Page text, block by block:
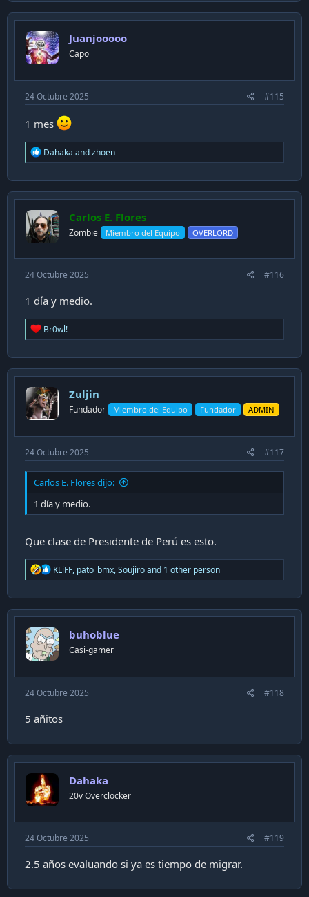
Juanjooooo
Capo
24 Octubre 2025 #115
1 mes
R
e
c
t
o
n
s
Dahaka andzhoen
Carlos E. Flores
Zombie Miembro del Equipo OVERLORD
24 Octubre 2025 #116
1 día y medio.
R
e
c
t
o
n
s
Br0wl!
Zuljin
Fundador Miembro del Equipo Fundador ADMIN
24 Octubre 2025 #117
Carlos E. Flores dijo:
1 día y medio.
Que clase de Presidente de Perú es esto.
R
e
c
t
o
n
s
KLiFF, pato_bmx,Soujiroand 1 other person
buhoblue
Casi-gamer
24 Octubre 2025 #118
5 añitos
Dahaka
20v Overclocker
24 Octubre 2025 #119
2.5 años evaluando si ya es tiempo de migrar.